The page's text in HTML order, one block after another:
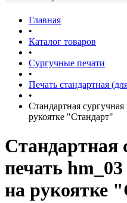
Главная
•
Каталог товаров
•
Сургучные печати
•
Печать стандартная
•
Стандартная
рукоятке "Стандарт"
Стандартная
печать
на рукоятке